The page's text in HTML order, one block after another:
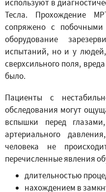
используют в
Тесла. Прохождение
сопряжено с
оборудование
испытаний, но и у
сверхсильного поля,
было.
Пациенты с
обследования могут
вспышки перед
артериального
человека не
перечисленные явления
длительностью
нахождением в